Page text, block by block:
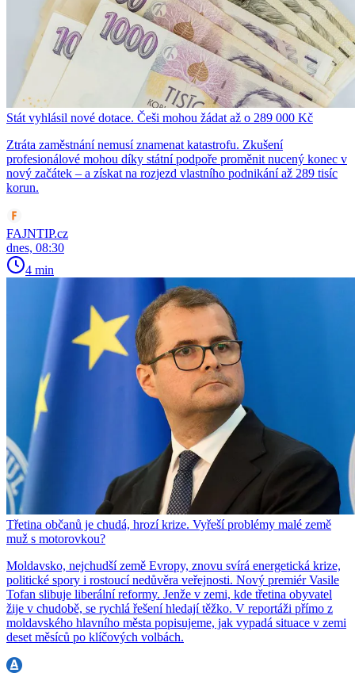
Stát vyhlásil nové dotace. Češi mohou žádat až o 289 000 Kč
Ztráta zaměstnání nemusí znamenat katastrofu. Zkušení
profesionálové mohou díky státní podpoře proměnit nucený konec v
nový začátek – a získat na rozjezd vlastního podnikání až 289 tisíc
korun.
FAJNTIP.cz
dnes, 08:30
4 min
Třetina občanů je chudá, hrozí krize. Vyřeší problémy malé země
muž s motorovkou?
Moldavsko, nejchudší země Evropy, znovu svírá energetická krize,
politické spory i rostoucí nedůvěra veřejnosti. Nový premiér Vasile
Tofan slibuje liberální reformy. Jenže v zemi, kde třetina obyvatel
žije v chudobě, se rychlá řešení hledají těžko. V reportáži přímo z
moldavského hlavního města popisujeme, jak vypadá situace v zemi
deset měsíců po klíčových volbách.